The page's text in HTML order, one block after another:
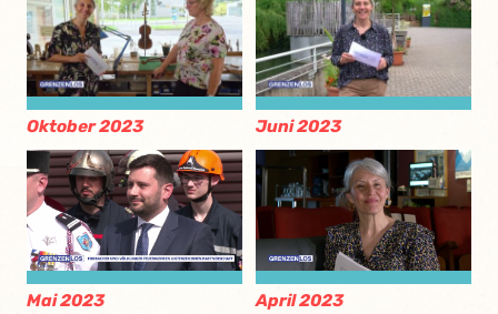
Oktober 2023 Juni 2023
Mai 2023 April 2023